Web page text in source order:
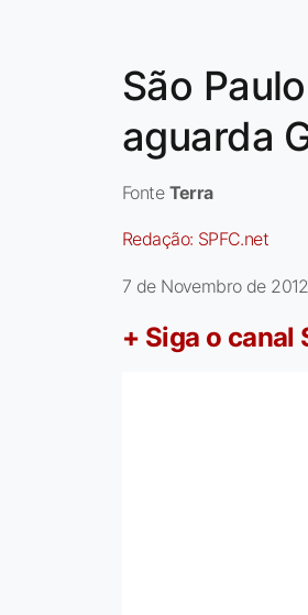
São
aguarda
Fonte Terra
Redação: SPFC.net
7 de Novembro de 2012
+ Siga o canal